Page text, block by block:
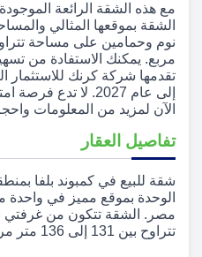
مع هذه الشقة الرائعة
الشقة بموقعها المثالي
مربع. يمكنك الاستفادة من
تقدمها شركة كرنك للاستثمار
إلى عام 2027. لا
الآن لمزيد من المعلومات
تفاصيل العقار
شقة للبيع في كمبوند بلفا
الوحدة بموقع مميز في
مصر. الشقة تتكون من
تتراوح بين 131 إلى 136 متر مربع.